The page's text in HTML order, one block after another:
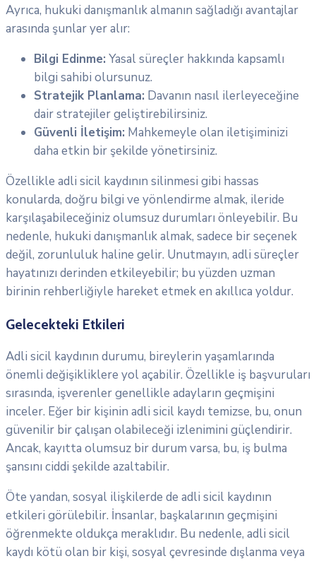
Ayrıca, hukuki danışmanlık almanın sağladığı avantajlar
arasında şunlar yer alır:
Bilgi Edinme: Yasal süreçler hakkında kapsamlı
bilgi sahibi olursunuz.
Stratejik Planlama: Davanın nasıl ilerleyeceğine
dair stratejiler geliştirebilirsiniz.
Güvenli İletişim: Mahkemeyle olan iletişiminizi
daha etkin bir şekilde yönetirsiniz.
Özellikle adli sicil kaydının silinmesi gibi hassas
konularda, doğru bilgi ve yönlendirme almak, ileride
karşılaşabileceğiniz olumsuz durumları önleyebilir. Bu
nedenle, hukuki danışmanlık almak, sadece bir seçenek
değil, zorunluluk haline gelir. Unutmayın, adli süreçler
hayatınızı derinden etkileyebilir; bu yüzden uzman
birinin rehberliğiyle hareket etmek en akıllıca yoldur.
Gelecekteki Etkileri
Adli sicil kaydının durumu, bireylerin yaşamlarında
önemli değişikliklere yol açabilir. Özellikle iş başvuruları
sırasında, işverenler genellikle adayların geçmişini
inceler. Eğer bir kişinin adli sicil kaydı temizse, bu, onun
güvenilir bir çalışan olabileceği izlenimini güçlendirir.
Ancak, kayıtta olumsuz bir durum varsa, bu, iş bulma
şansını ciddi şekilde azaltabilir.
Öte yandan, sosyal ilişkilerde de adli sicil kaydının
etkileri görülebilir. İnsanlar, başkalarının geçmişini
öğrenmekte oldukça meraklıdır. Bu nedenle, adli sicil
kaydı kötü olan bir kişi, sosyal çevresinde dışlanma veya